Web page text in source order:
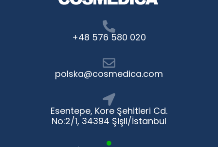
+48 576 580 020
polska@cosmedica.com
Esentepe, Kore Şehitleri Cd.
No:2/1, 34394 Şişli/İstanbul